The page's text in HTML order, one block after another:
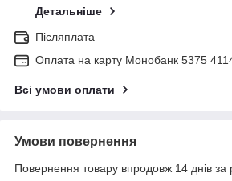
Детальніше
Післяплата
Оплата на карту Монобанк 5375
Всі умови оплати
Умови повернення
Повернення товару впродовж 14 днів за